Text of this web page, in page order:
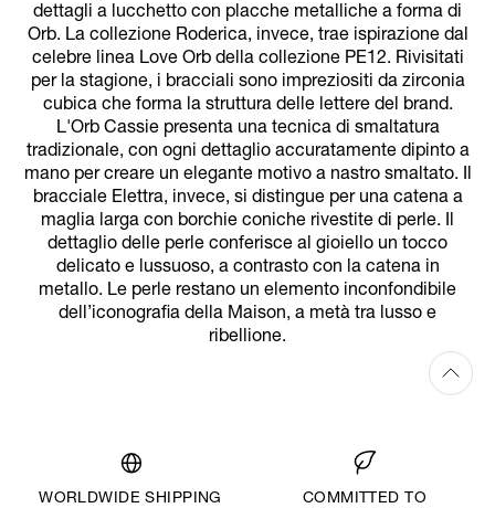
dettagli a lucchetto con placche metalliche a forma di
Orb. La collezione Roderica, invece, trae ispirazione dal
celebre linea Love Orb della collezione PE12. Rivisitati
per la stagione, i bracciali sono impreziositi da zirconia
cubica che forma la struttura delle lettere del brand.
L'Orb Cassie presenta una tecnica di smaltatura
tradizionale, con ogni dettaglio accuratamente dipinto a
mano per creare un elegante motivo a nastro smaltato. Il
bracciale Elettra, invece, si distingue per una catena a
maglia larga con borchie coniche rivestite di perle. Il
dettaglio delle perle conferisce al gioiello un tocco
delicato e lussuoso, a contrasto con la catena in
metallo. Le perle restano un elemento inconfondibile
dell’iconografia della Maison, a metà tra lusso e
ribellione.
WORLDWIDE SHIPPING
COMMITTED TO